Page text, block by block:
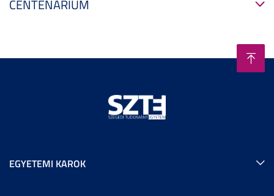
CENTENÁRIUM
EGYETEMI KAROK